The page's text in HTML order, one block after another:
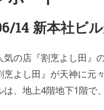
14 新本社ビ
気の店『割烹よし田』
烹よし田』が天神に元
は、地上4階地下1階で